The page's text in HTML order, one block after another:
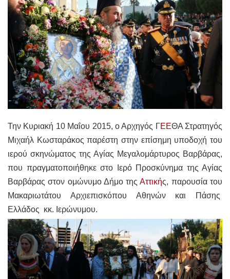
Την Κυριακή 10 Μαΐου 2015, ο Αρχηγός ΓΕΕΘΑ Στρατηγός
Μιχαήλ Κωσταράκος παρέστη στην επίσημη υποδοχή του
ιερού σκηνώματος της Αγίας Μεγαλομάρτυρος Βαρβάρας,
που πραγματοποιήθηκε στο Ιερό Προσκύνημα της Αγίας
Βαρβάρας στον ομώνυμο Δήμο τηςΑττικής, παρουσία του
Μακαριωτάτου Αρχιεπισκόπου Αθηνών και Πάσης
Ελλάδος κκ. Ιερώνυμου.